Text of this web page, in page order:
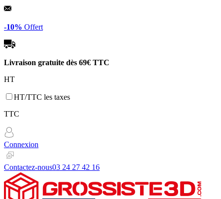
Panneau de gestion des cookies
-10% Offert
Livraison gratuite dès 69€ TTC
HT
HT/TTC les taxes
TTC
Connexion
Contactez-nous03 24 27 42 16